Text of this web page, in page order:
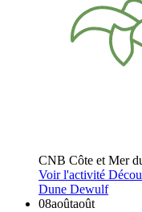
CNB Côte et Mer
Voir l'activité
Dune Dewulf
08aoûtaoût